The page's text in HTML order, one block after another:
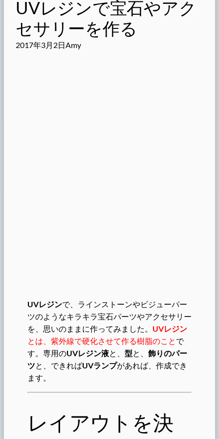
UVレジンで宝石やアク
セサリーを作る
2017年3月2日Amy
UVレジンで、ラインストーンやビジューパー
ツのようなキラキラ宝石パーツやアクセサリー
を、思いのままに作ってみました。 UVレジン
とは、紫外線で硬化させて作る樹脂のこと で
す。専用のUVレジン液と、 型と、 飾りのパー
ツと、できればUVランプがあれば、作成でき
ます。
レイアウトを決